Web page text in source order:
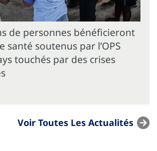
de personnes bénéficieront
santé soutenus par l’OPS
touchés par des crises
Voir Toutes Les Actualités